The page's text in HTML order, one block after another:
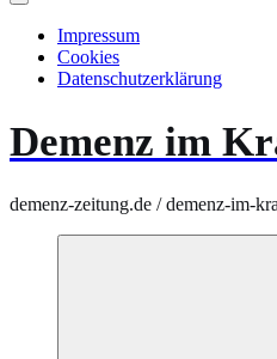
Impressum
Cookies
Datenschutzerklärung
Demenz im
demenz-zeitung.de / demenz-im-